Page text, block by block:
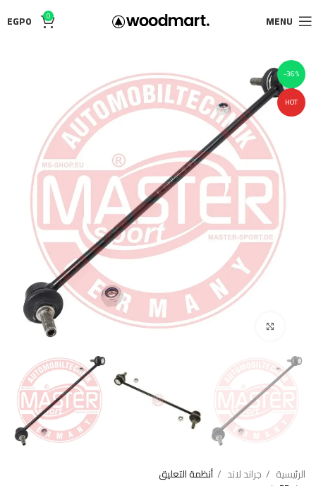
MENU
0
EGP0
-36%
HOT
Click to enlarge
الرئيسية جراند لاند أنظمة التعليق